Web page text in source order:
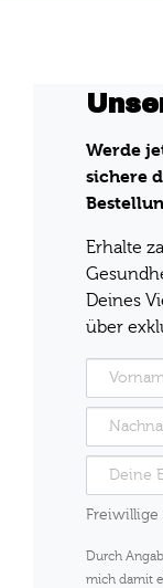
Werde
sichere
Erhalte
Deines
über
Freiwillige
Durch
mich damit